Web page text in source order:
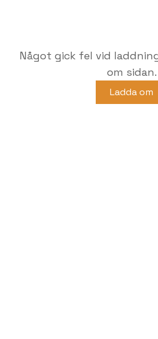
Något gick fel vid
om sidan.
Ladda om